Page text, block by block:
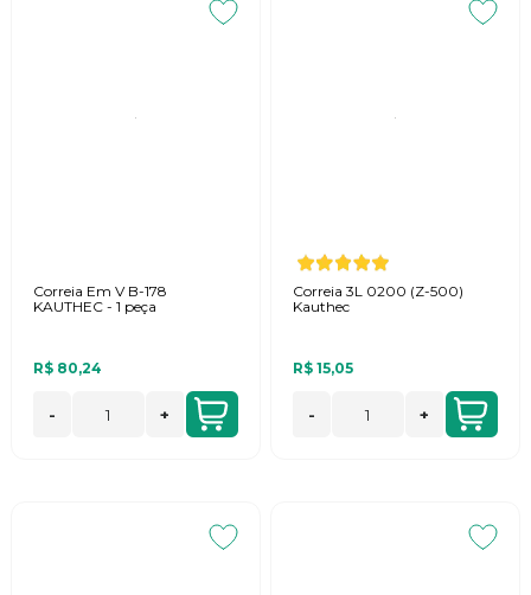
Correia Em V B-178
KAUTHEC - 1 peça
R$ 80,24
- +
Correia 3L 0200 (Z-500)
Kauthec
R$ 15,05
- +